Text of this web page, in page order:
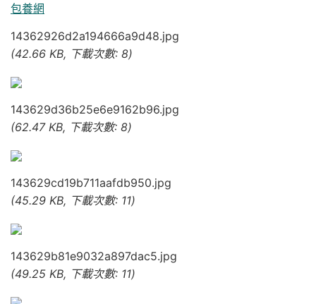
包養網
14362926d2a194666a9d48.jpg
(42.66 KB, 下載次數: 8)
143629d36b25e6e9162b96.jpg
(62.47 KB, 下載次數: 8)
143629cd19b711aafdb950.jpg
(45.29 KB, 下載次數: 11)
143629b81e9032a897dac5.jpg
(49.25 KB, 下載次數: 11)